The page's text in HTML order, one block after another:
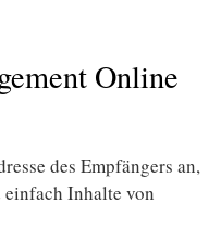
Online
des Empfängers an,
Inhalte von